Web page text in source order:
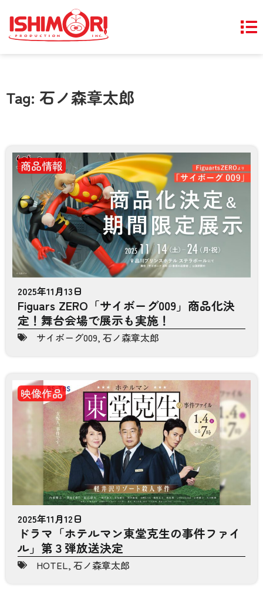
Tag: 石ノ森章太郎
商品情報
2025年11月13日
Figuars ZERO「サイボーグ009」商品化決
定！舞台会場で展示も実施！
サイボーグ009, 石ノ森章太郎
映像作品
2025年11月12日
ドラマ「ホテルマン東堂克生の事件ファイ
ル」第３弾放送決定
HOTEL, 石ノ森章太郎